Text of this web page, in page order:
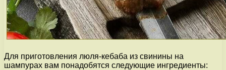
Для приготовления люля-кебаба из свинины на
шампурах вам понадобятся следующие ингредиенты: